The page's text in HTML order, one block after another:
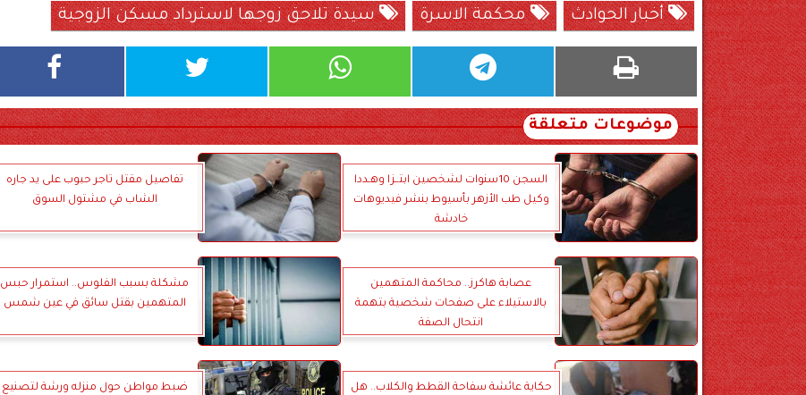
أخبار الحوادث
محكمة الاسرة سيدة تلاحق زوجها لاسترداد مسكن الزوجية
موضوعات متعلقة
السجن 10سنوات لشخصين ابتــزا وهـددا
وكيل طب الأزهر بأسيوط بنشر فيديوهات
خادشة
تفاصيل مقتل تاجر حبوب على يد جاره
الشاب في مشتول السوق
عصابة هاكرز.. محاكمة المتهمين
بالاستيلاء على صفحات شخصية بتهمة
انتحال الصفة
مشكلة بسبب الفلوس.. استمرار حبس
المتهمين بقتل سائق في عين شمس
حكاية عائشة سفاحة القطط والكلاب.. هل
ضبط مواطن حول منزله ورشة لتصنيع